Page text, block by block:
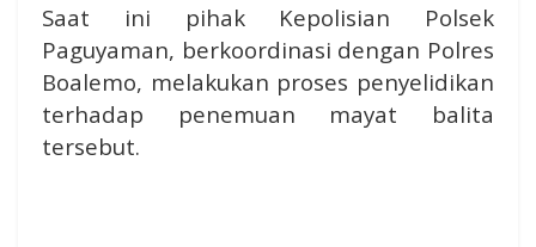
Saat ini pihak Kepolisian Polsek
Paguyaman, berkoordinasi dengan Polres
Boalemo, melakukan proses penyelidikan
terhadap penemuan mayat balita
tersebut.